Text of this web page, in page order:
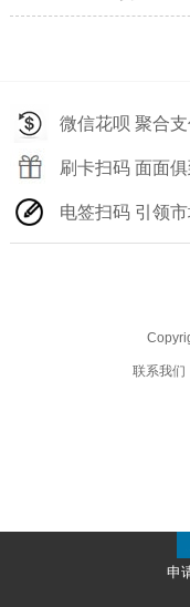
微信花呗 聚合
刷卡扫码 面面俱
电签扫码 引领
联系我们
申